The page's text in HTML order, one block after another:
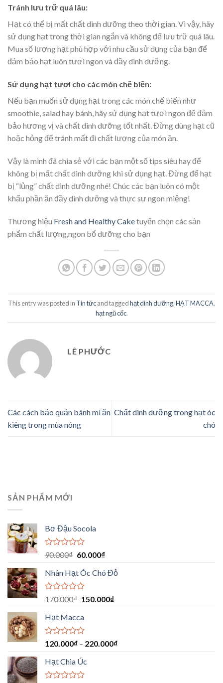
Tránh lưu trữ quá lâu:
Hạt có thể bị mất chất dinh dưỡng theo thời gian. Vì vậy, hãy
sử dụng hạt trong thời gian ngắn và không để lưu trữ quá lâu.
Mua số lượng hạt phù hợp với nhu cầu sử dụng của bạn để
đảm bảo hạt luôn tươi ngon và đầy dinh dưỡng.
Sử dụng hạt tươi cho các món chế biến:
Nếu bạn muốn sử dụng hạt trong các món chế biến như
smoothie, salad hay bánh, hãy sử dụng hạt tươi ngon để đảm
bảo hương vị và chất dinh dưỡng tốt nhất. Đừng dùng hạt cũ
hoặc hỏng để tránh mất đi chất lượng của món ăn.
Vậy là mình đã chia sẻ với các bạn một số tips siêu hay để
không bị mất chất dinh dưỡng khi sử dụng hạt. Đừng để hạt
bị “lủng” chất dinh dưỡng nhé! Chúc các bạn luôn có một
khẩu phần ăn đầy dinh dưỡng và thực sự ngon miệng!
Thương hiệu Fresh and Healthy Caketuyển chọn các sản
phẩm chất lượng,ngon bổ dưỡng cho bạn
This entry was posted in Tin tứcand taggedhạt dinh dưỡng,HẠT MACCA,
hạt ngũ cốc.
LÊ PHƯỚC
Các cách bảo quản bánh mì ăn
kiêng trong mùa nóng
Chất dinh dưỡng trong hạt óc
chó
SẢN PHẨM MỚI
Bơ Đậu Socola
Được
hạng
0
5
90.000₫ 60.000₫
Nhân Hạt Óc Chó Đỏ
Được
hạng
0
5
170.000₫ 150.000₫
Hạt Macca
Được
hạng
0
5
120.000₫ – 220.000₫
Hạt Chia Úc